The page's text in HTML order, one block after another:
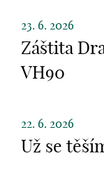
23. 6. 2026
Záštita
VH90
22. 6. 2026
Už se